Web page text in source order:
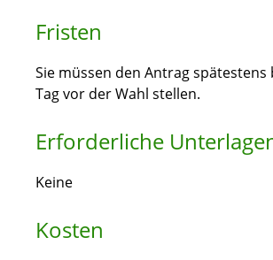
Fristen
Sie müssen den Antrag spätestens
Tag vor der Wahl stellen.
Erforderliche
Keine
Kosten